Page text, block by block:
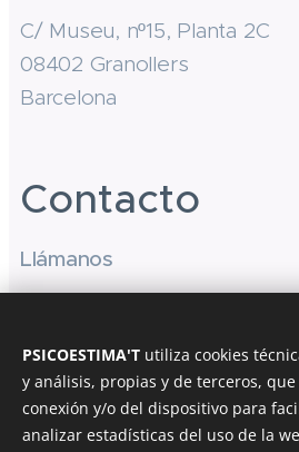
C/ Museu, nº15, Planta 2C
08402 Granollers
Barcelona
Contacto
Llámanos
Email
PSICOESTIMA'T utiliza cookies
y análisis, propias y de terceros,
conexión y/o del dispositivo para
analizar estadísticas del uso de la